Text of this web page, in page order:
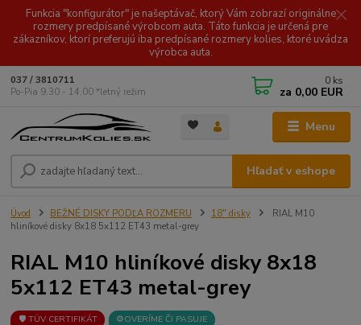
Funkcia "konfigurátor" je našeptávač, ktorý Vám zobrazí originálne
rozmery predpísané výrobcom auta. Táto funkcia je určená pre
zákazníkov, ktorí preferujú iba predpísané rozmery kolies, ktoré uvádza
výrobca auta.
Menu
Hľadať v eshope
037 / 3810711
Po-Pia 9.30 - 14.00 *letný režim
0 ks
za 0,00 EUR
Úvod BEŽNÉ DISKY PODĽA ROZMERU 18" disky
RIAL M10
hliníkové disky 8x18 5x112 ET43 metal-grey
RIAL M10 hliníkové disky 8x18
5x112 ET43 metal-grey
🛡️ TÜV CERTIFIKÁT ⚙️OVERÍME ČI PASUJE